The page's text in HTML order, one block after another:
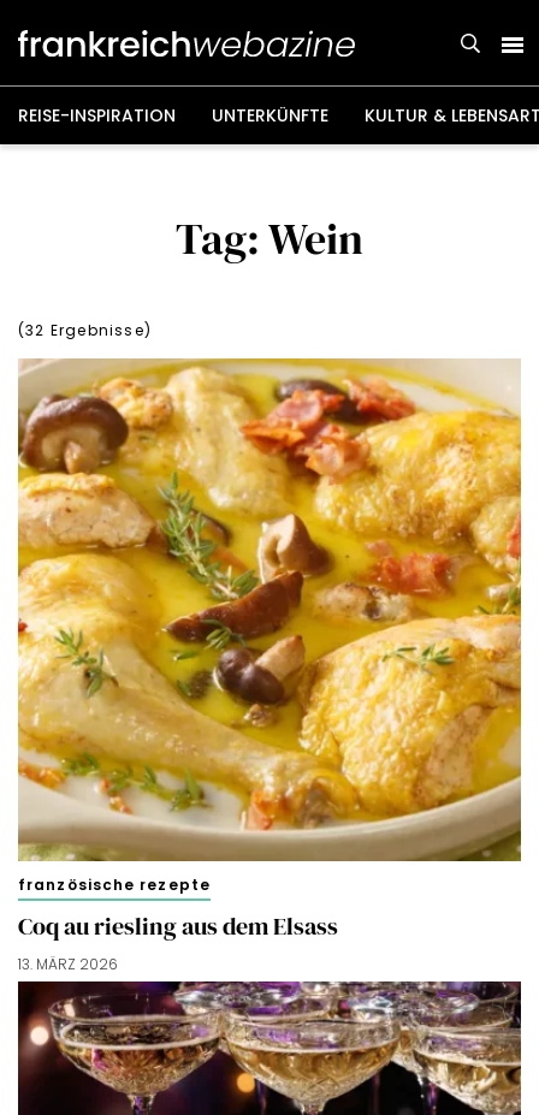
Inhalt
REISE-INSPIRATION UNTERKÜNFTE KULTUR &
Tag: Wein
(32 Ergebnisse)
französische rezepte
Coq au riesling aus dem Elsass
13. MÄRZ 2026